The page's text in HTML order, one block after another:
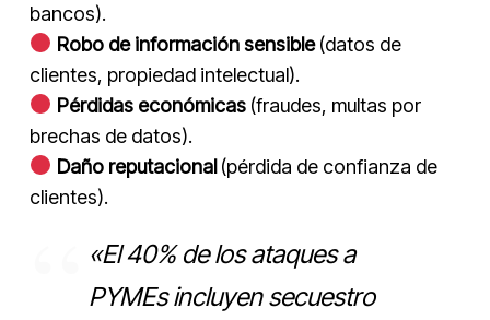
bancos).
Robo de información sensible(datos de
clientes, propiedad intelectual).
Pérdidas económicas(fraudes, multas por
brechas de datos).
Daño reputacional(pérdida de confianza de
clientes).
«El 40% de los ataques a
PYMEs incluyen secuestro